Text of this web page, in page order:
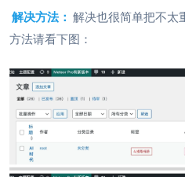
解决方法： 解决也很简单把不太
方法请看下图：